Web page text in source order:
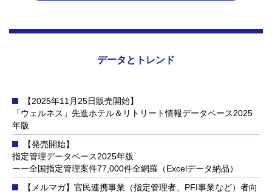
データとトレンド
【2025年11月25日販売開始】
「ウェルネス」先進ホテル＆リトリート情報データベース2025
年版
【発売開始】
指定管理データベース2025年版
ーー全国指定管理案件77,000件全網羅（Excelデータ納品）
【メルマガ】官民連携事業（指定管理者、PFI事業など）者向